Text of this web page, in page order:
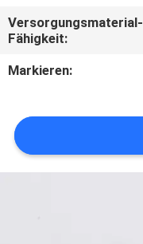
Versorgungsmaterial-
Fähigkeit:
Markieren: